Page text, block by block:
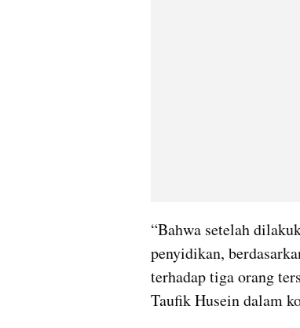
“Bahwa setelah
penyidikan,
terhadap tiga orang
Taufik Husein dalam